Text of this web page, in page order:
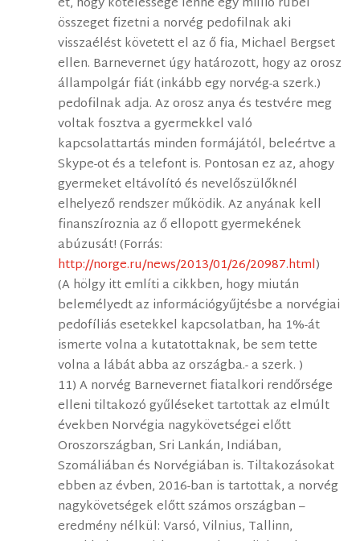
összeget fizetni a norvég pedofilnak aki
visszaélést követett el az ő fia, Michael Bergset
ellen. Barnevernet úgy határozott, hogy az orosz
állampolgár fiát (inkább egy norvég-a szerk.)
pedofilnak adja. Az orosz anya és testvére meg
voltak fosztva a gyermekkel való
kapcsolattartás minden formájától, beleértve a
Skype-ot és a telefont is. Pontosan ez az, ahogy
gyermeket eltávolító és nevelőszülőknél
elhelyező rendszer működik. Az anyának kell
finanszíroznia az ő ellopott gyermekének
abúzusát! (Forrás:
http://norge.ru/news/2013/01/26/20987.html)
(A hölgy itt említi a cikkben, hogy miután
belemélyedt az információgyűjtésbe a norvégiai
pedofíliás esetekkel kapcsolatban, ha 1%-át
ismerte volna a kutatottaknak, be sem tette
volna a lábát abba az országba.- a szerk. )
11) A norvég Barnevernet fiatalkori rendőrsége
elleni tiltakozó gyűléseket tartottak az elmúlt
években Norvégia nagykövetségei előtt
Oroszországban, Sri Lankán, Indiában,
Szomáliában és Norvégiában is. Tiltakozásokat
ebben az évben, 2016-ban is tartottak, a norvég
nagykövetségek előtt számos országban –
eredmény nélkül: Varsó, Vilnius, Tallinn,